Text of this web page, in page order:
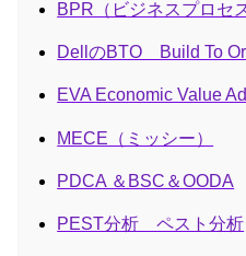
BPR（ビジネスプロセ
DellのBTO Build To
EVA Economic Value
MECE（ミッシー）
PDCA ＆BSC＆OODA
PEST分析 ペスト分析